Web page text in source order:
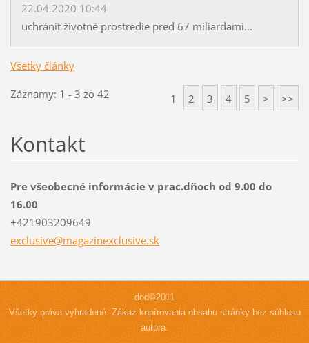
22.04.2020 10:44
uchrániť životné prostredie pred 67 miliardami...
Všetky články
Záznamy: 1 - 3 zo 42 1 2 3 4 5 > >>
Kontakt
Pre všeobecné informácie v prac.dňoch od 9.00 do
16.00
+421903209649
exclusive@magazinexclusive.sk
dod©2011
Všetky práva vyhradené. Zákaz kopírovania obsahu stránky bez súhlasu
autora.